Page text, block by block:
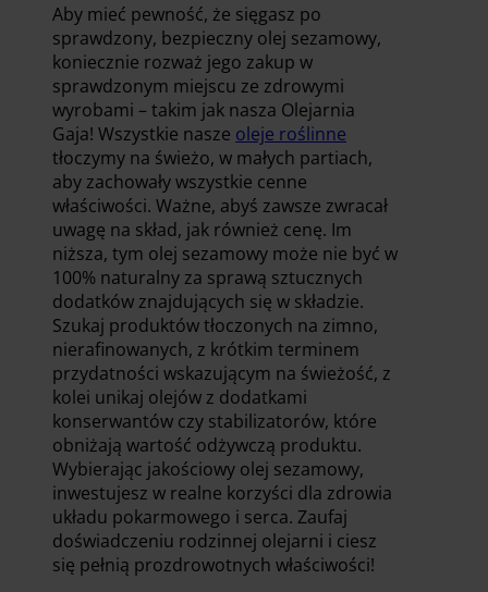
Aby mieć pewność, że sięgasz po
sprawdzony, bezpieczny olej sezamowy,
koniecznie rozważ jego zakup w
sprawdzonym miejscu ze zdrowymi
wyrobami – takim jak nasza Olejarnia
Gaja! Wszystkie nasze oleje roślinne
tłoczymy na świeżo, w małych partiach,
aby zachowały wszystkie cenne
właściwości. Ważne, abyś zawsze zwracał
uwagę na skład, jak również cenę. Im
niższa, tym olej sezamowy może nie być w
100% naturalny za sprawą sztucznych
dodatków znajdujących się w składzie.
Szukaj produktów tłoczonych na zimno,
nierafinowanych, z krótkim terminem
przydatności wskazującym na świeżość, z
kolei unikaj olejów z dodatkami
konserwantów czy stabilizatorów, które
obniżają wartość odżywczą produktu.
Wybierając jakościowy olej sezamowy,
inwestujesz w realne korzyści dla zdrowia
układu pokarmowego i serca. Zaufaj
doświadczeniu rodzinnej olejarni i ciesz
się pełnią prozdrowotnych właściwości!